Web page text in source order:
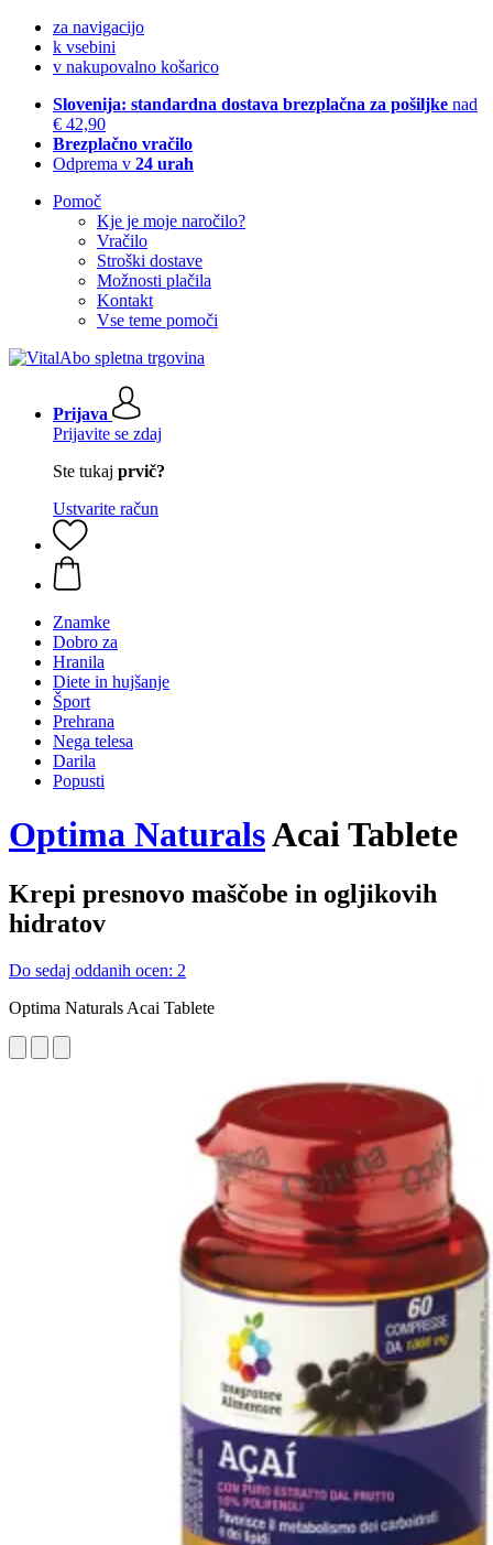
za navigacijo
k vsebini
v nakupovalno košarico
Slovenija: standardna dostava brezplačna za pošiljke nad
€ 42,90
Brezplačno vračilo
Odprema v 24 urah
Pomoč
Kje je moje naročilo?
Vračilo
Stroški dostave
Možnosti plačila
Kontakt
Vse teme pomoči
Prijava
Prijavite se zdaj
Ste tukaj prvič?
Ustvarite račun
Znamke
Dobro za
Hranila
Diete in hujšanje
Šport
Prehrana
Nega telesa
Darila
Popusti
Optima NaturalsAcai Tablete
Krepi presnovo maščobe in ogljikovih
hidratov
Do sedaj oddanih ocen: 2
Optima Naturals Acai Tablete